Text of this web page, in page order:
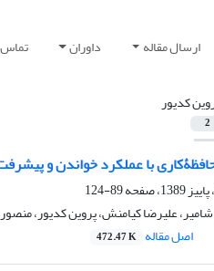
ارسال مقاله داوران تماس
کدیور
2
با عملکرد خواندن و
89-124
علیرضا کیامنش، پروین کدیور،
اصل مقاله 472.47 K